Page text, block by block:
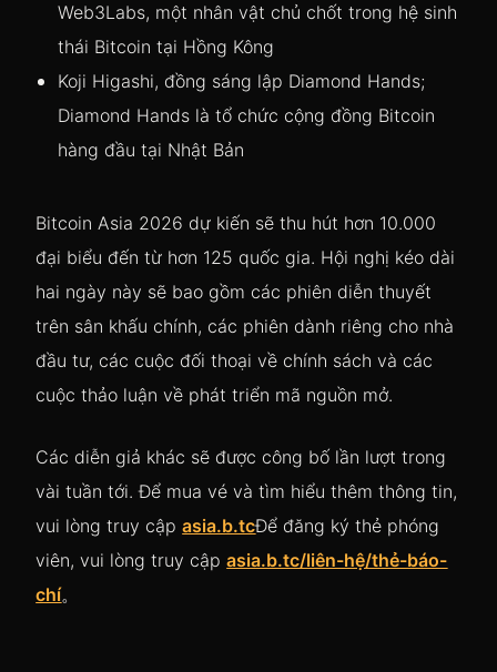
Web3Labs, một nhân vật chủ chốt trong hệ sinh
thái Bitcoin tại Hồng Kông
Koji Higashi, đồng sáng lập Diamond Hands;
Diamond Hands là tổ chức cộng đồng Bitcoin
hàng đầu tại Nhật Bản
Bitcoin Asia 2026 dự kiến sẽ thu hút hơn 10.000
đại biểu đến từ hơn 125 quốc gia. Hội nghị kéo dài
hai ngày này sẽ bao gồm các phiên diễn thuyết
trên sân khấu chính, các phiên dành riêng cho nhà
đầu tư, các cuộc đối thoại về chính sách và các
cuộc thảo luận về phát triển mã nguồn mở.
Các diễn giả khác sẽ được công bố lần lượt trong
vài tuần tới. Để mua vé và tìm hiểu thêm thông tin,
vui lòng truy cậpasia.b.tcĐể đăng ký thẻ phóng
viên, vui lòng truy cậpasia.b.tc/liên-hệ/thẻ-báo-
chí。